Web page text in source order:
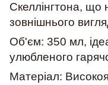
Скеллінгтона, що
зовнішнього
Об'єм: 350 мл,
улюбленого
Матеріал: